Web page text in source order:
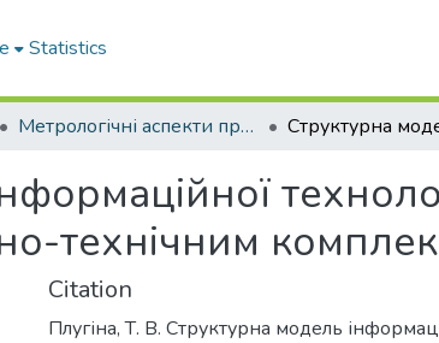
Statistics
Метрологічні аспекти прийняття рішень в умовах роботи на техногенно небезпечних об’єктах
технічним
Citation
Плугіна, Т. В. Структурна модель